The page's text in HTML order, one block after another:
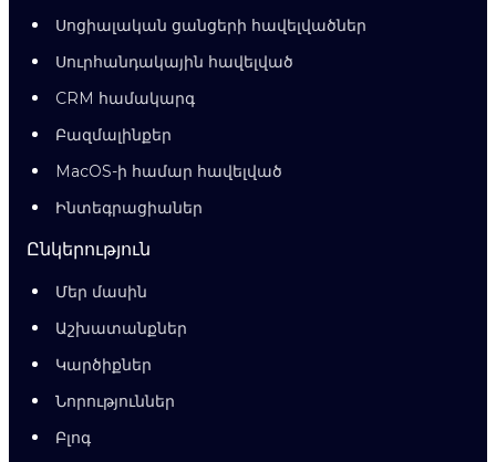
Սոցիալական ցանցերի հավելվածներ
Սուրհանդակային հավելված
CRM համակարգ
Բազմալինքեր
MacOS-ի համար հավելված
Ինտեգրացիաներ
Ընկերություն
Մեր մասին
Աշխատանքներ
Կարծիքներ
Նորություններ
Բլոգ